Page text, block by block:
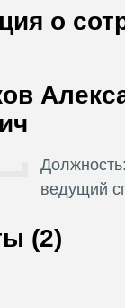
о
Должность:
ведущий
(2)